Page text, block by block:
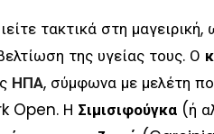
τακτικά στη
της υγείας τους. Ο
ΗΠΑ, σύμφωνα με μελέτη
Open. Η Σιμισιφούγκα (ή